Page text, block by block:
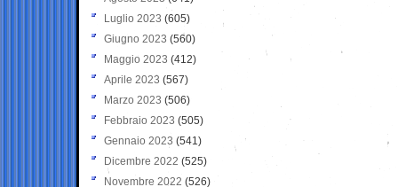
Luglio 2023 (605)
Giugno 2023 (560)
Maggio 2023 (412)
Aprile 2023 (567)
Marzo 2023 (506)
Febbraio 2023 (505)
Gennaio 2023 (541)
Dicembre 2022 (525)
Novembre 2022 (526)